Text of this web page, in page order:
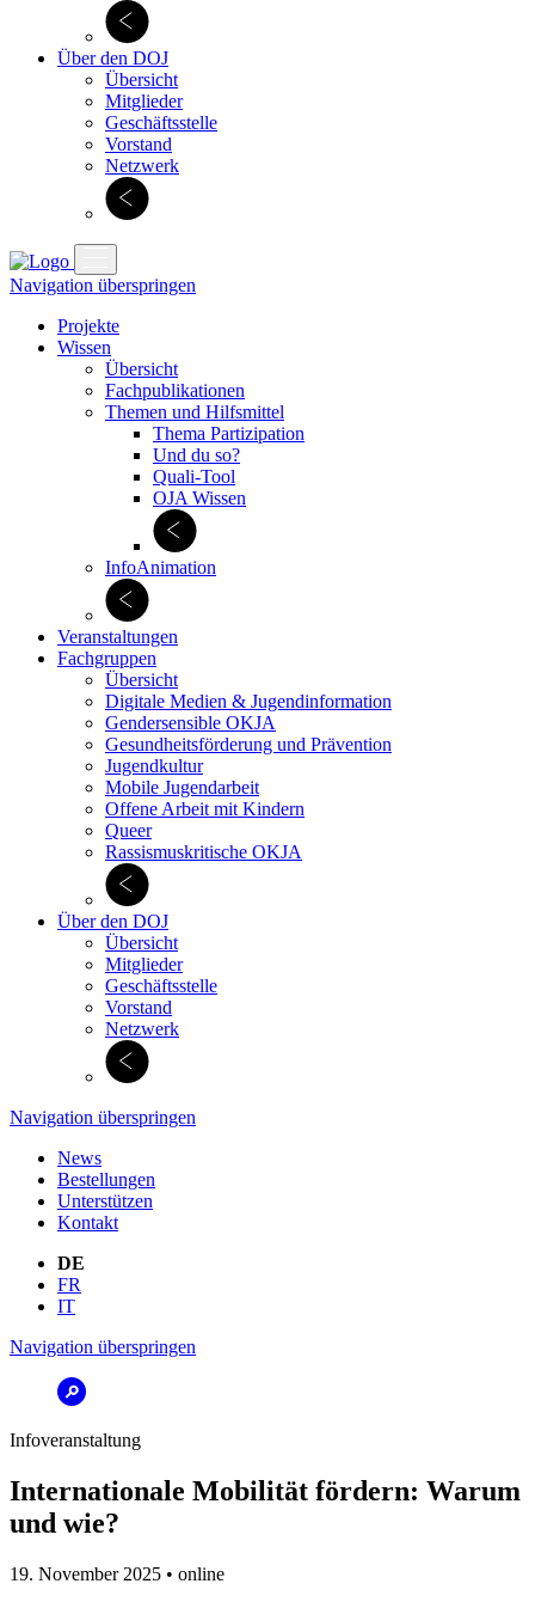
Über den DOJ
Übersicht
Mitglieder
Geschäftsstelle
Vorstand
Netzwerk
Navigation überspringen
Projekte
Wissen
Übersicht
Fachpublikationen
Themen und Hilfsmittel
Thema Partizipation
Und du so?
Quali-Tool
OJA Wissen
InfoAnimation
Veranstaltungen
Fachgruppen
Übersicht
Digitale Medien & Jugend­information
Gendersensible OKJA
Gesundheitsförderung und Prävention
Jugendkultur
Mobile Jugendarbeit
Offene Arbeit mit Kindern
Queer
Rassismuskritische OKJA
Über den DOJ
Übersicht
Mitglieder
Geschäftsstelle
Vorstand
Netzwerk
Navigation überspringen
News
Bestellungen
Unterstützen
Kontakt
DE
FR
IT
Navigation überspringen
Infoveranstaltung
Internationale Mobilität fördern: Warum
und wie?
19. November 2025 • online